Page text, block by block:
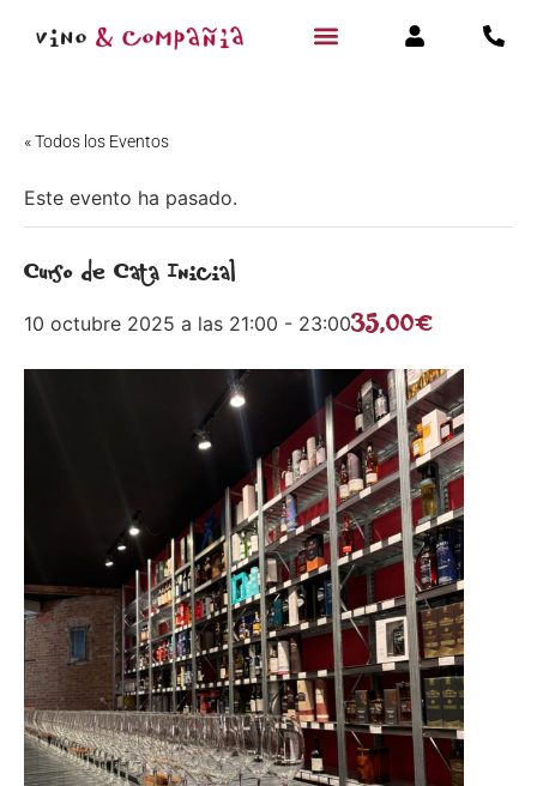
« Todos los Eventos
Este evento ha pasado.
Curso de Cata Inicial
10 octubre 2025 a las 21:00 - 23:0035,00€